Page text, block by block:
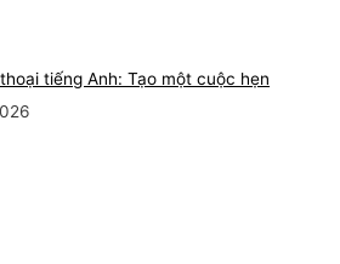
tiếng Anh: Tạo một cuộc hẹn